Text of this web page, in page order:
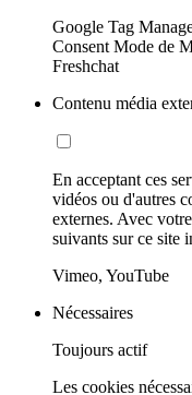
Google Tag
Consent Mode de
Freshchat
Contenu média
En acceptant ces
vidéos ou d'autres
externes. Avec
suivants sur ce site
Vimeo, YouTube
Nécessaires
Toujours actif
Les cookies